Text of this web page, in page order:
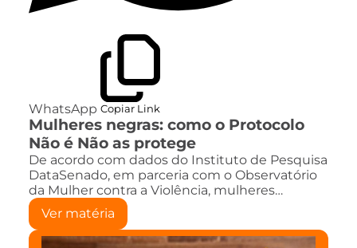
WhatsApp Copiar Link
Mulheres negras: como o Protocolo
Não é Não as protege
De acordo com dados do Instituto de Pesquisa
DataSenado, em parceria com o Observatório
da Mulher contra a Violência, mulheres…
Ver matéria